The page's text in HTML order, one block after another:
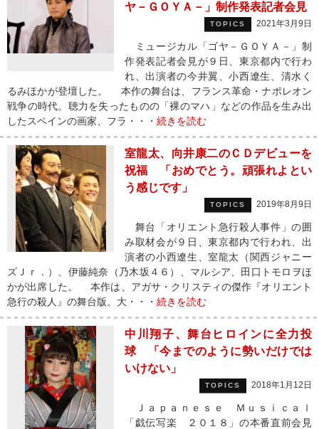
ヤ－ＧＯＹＡ－」制作発表記者会見
TOPICS 2021年3月9日
ミュージカル「ゴヤ－ＧＯＹＡ－」制
作発表記者会見が９日、東京都内で行わ
れ、出演者の今井翼、小西遼生、清水く
るみほかが登壇した。 本作の舞台は、フランス革命・ナポレオン
戦争の時代。聴力を失ったものの「裸のマハ」などの作品を生み出
したスペインの画家、フラ・・・ 続きを読む
室龍太、向井康二のＣＤデビューを
祝福 「おめでとう。頑張れよとい
う感じです」
TOPICS 2019年8月9日
舞台「オリエント急行殺人事件」の囲
み取材会が９日、東京都内で行われ、出
演者の小西遼生、室龍太（関西ジャニー
ズＪｒ．）、伊藤純奈（乃木坂４６）、マルシア、田口トモロヲほ
かが出席した。 本作は、アガサ・クリスティの傑作『オリエント
急行の殺人』の舞台版。大・・・ 続きを読む
中川翔子、舞台ヒロインに全力投
球 「今までのように勢いだけでは
いけない」
TOPICS 2018年1月12日
Ｊａｐａｎｅｓｅ Ｍｕｓｉｃａｌ
「戯伝写楽 ２０１８」の本番直前会見